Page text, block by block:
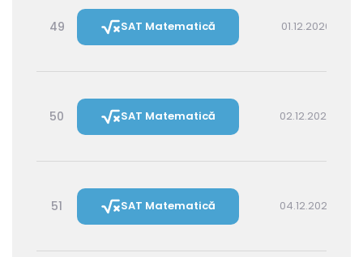
49 SAT Matematică 01.12.2026 16:00
50 SAT Matematică 02.12.2026 14:30
51 SAT Matematică 04.12.2026 16:00